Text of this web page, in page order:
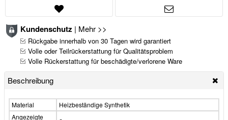
Kundenschutz | Mehr >>
Rückgabe innerhalb von 30 Tagen wird garantiert
Volle oder Teilrückerstattung für Qualitätsproblem
Volle Rückerstattung für beschädigte/verlorene Ware
Beschreibung
Material
Heizbeständige Synthetik
Angezeigte